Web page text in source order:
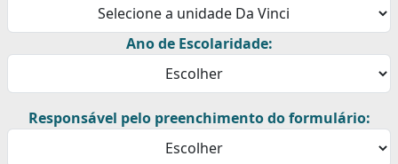
Ano de Escolaridade:
Responsável pelo preenchimento do formulário: